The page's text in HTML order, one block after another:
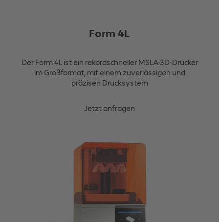
Form 4L
Der Form 4L ist ein rekordschneller MSLA-3D-Drucker
im Großformat, mit einem zuverlässigen und
präzisen Drucksystem
Jetzt anfragen